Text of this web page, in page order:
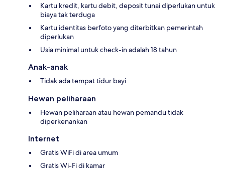
Kartu kredit, kartu debit, deposit tunai diperlukan untuk
biaya tak terduga
Kartu identitas berfoto yang diterbitkan pemerintah
diperlukan
Usia minimal untuk check-in adalah 18 tahun
Anak-anak
Tidak ada tempat tidur bayi
Hewan peliharaan
Hewan peliharaan atau hewan pemandu tidak
diperkenankan
Internet
Gratis WiFi di area umum
Gratis Wi-Fi di kamar